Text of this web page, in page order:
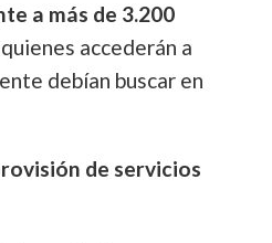
a más de 3.200
accederán a
debían buscar en
de servicios